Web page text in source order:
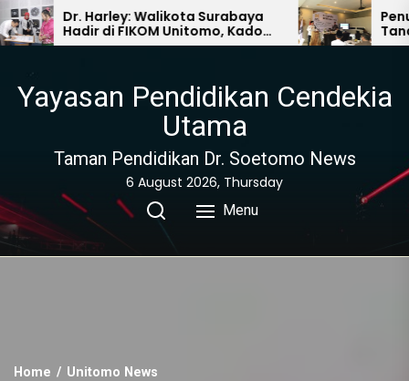
Walikota Surabaya
Unitomo, Kado
Rektor Unitomo
Penutupan Silakwil,
Tanam Pohon Durian
Jombang
Yayasan Pendidikan Cendekia
Utama
Taman Pendidikan Dr. Soetomo News
6 August 2026, Thursday
Menu
Home
Unitomo News